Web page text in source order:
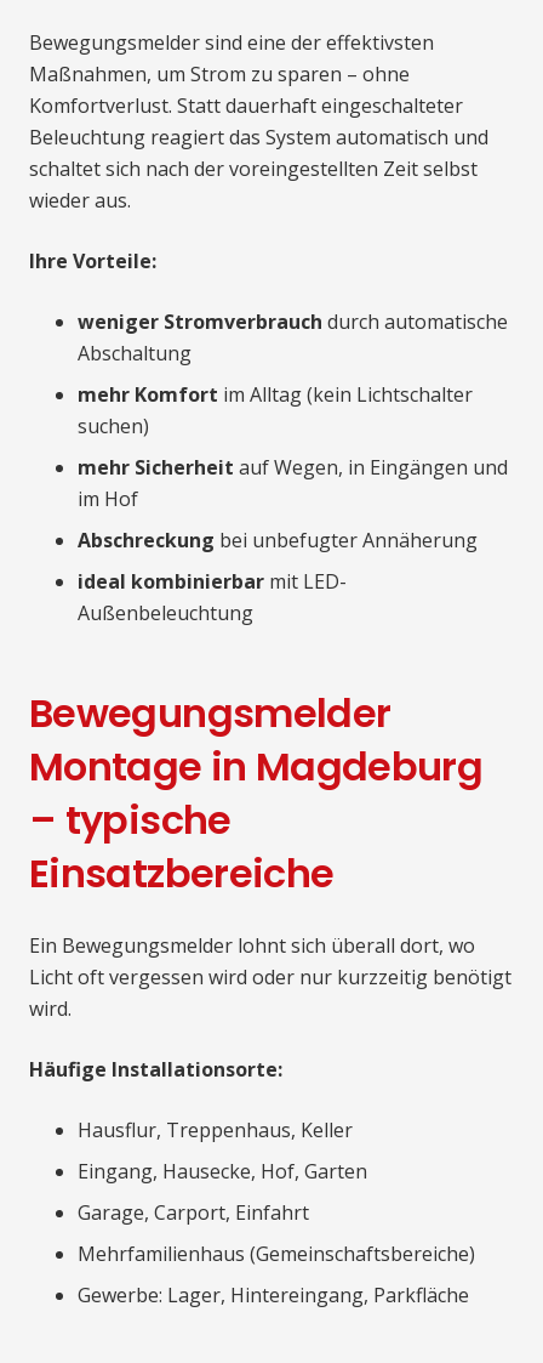
Bewegungsmelder sind eine der effektivsten
Maßnahmen, um Strom zu sparen – ohne
Komfortverlust. Statt dauerhaft eingeschalteter
Beleuchtung reagiert das System automatisch und
schaltet sich nach der voreingestellten Zeit selbst
wieder aus.
Ihre Vorteile:
weniger Stromverbrauch durch automatische
Abschaltung
mehr Komfort im Alltag (kein Lichtschalter
suchen)
mehr Sicherheit auf Wegen, in Eingängen und
im Hof
Abschreckung bei unbefugter Annäherung
ideal kombinierbar mit LED-
Außenbeleuchtung
Bewegungsmelder
Montage in Magdeburg
– typische
Einsatzbereiche
Ein Bewegungsmelder lohnt sich überall dort, wo
Licht oft vergessen wird oder nur kurzzeitig benötigt
wird.
Häufige Installationsorte:
Hausflur, Treppenhaus, Keller
Eingang, Hausecke, Hof, Garten
Garage, Carport, Einfahrt
Mehrfamilienhaus (Gemeinschaftsbereiche)
Gewerbe: Lager, Hintereingang, Parkfläche